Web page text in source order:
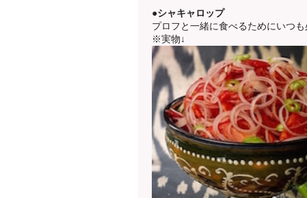
●シャキャロップ
プロフと一緒に食べるためにいつ
※実物↓